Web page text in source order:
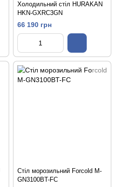
Холодильний стіл HURAKAN
HKN-GXRC3GN
66 190 грн
Стіл морозильний Forcold M-
GN3100BT-FC